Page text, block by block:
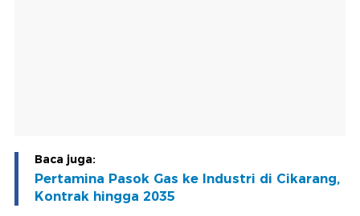
Baca juga:
Pertamina Pasok Gas ke Industri di Cikarang,
Kontrak hingga 2035